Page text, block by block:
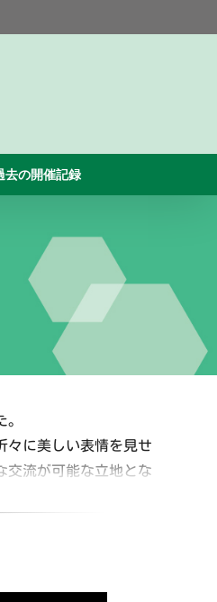
去の開催記録
々に美しい表情を見せ
交流が可能な立地とな